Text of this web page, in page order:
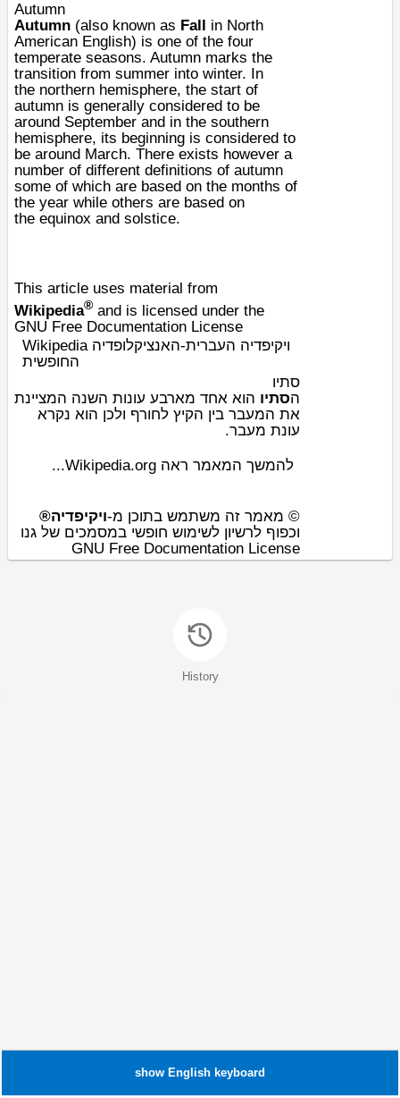
show Englishkeyboard
Autumn
Autumn (also known as Fall in North
American English) is one of the four
temperate seasons. Autumn marks the
transition from summer into winter. In
the northern hemisphere, the start of
autumn is generally considered to be
around September and in the southern
hemisphere, its beginning is considered to
be around March. There exists however a
number of different definitions of autumn
some of which are based on the months of
the year while others are based on
the equinox and solstice.
This article uses material from
Wikipedia® and is licensed under the
GNU Free Documentation License
Wikipedia ויקיפדיה העברית-האנציקלופדיה
החופשית
סתיו
הסתיו הוא אחד מארבע עונות השנה המציינת
את המעבר בין הקיץ לחורף ולכן הוא נקרא
עונת מעבר.
להמשך המאמר ראה Wikipedia.org...
© מאמר זה משתמש בתוכן מ-ויקיפדיה®
וכפוף לרשיון לשימוש חופשי במסמכים של גנו
GNU Free Documentation License
History